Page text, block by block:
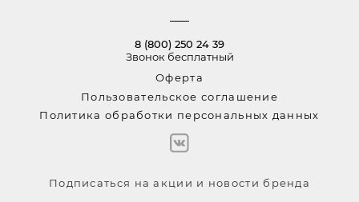
8 (800) 250 24 39
Звонок бесплатный
Оферта
Пользовательское соглашение
Политика обработки персональных данных
Подписаться на акции и новости бренда